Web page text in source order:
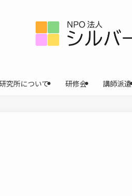
究所について 研修会 講師派遣